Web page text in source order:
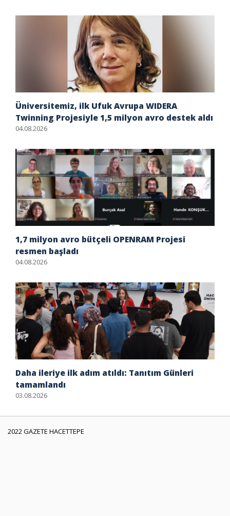
Üniversitemiz, ilk Ufuk Avrupa WIDERA
Twinning Projesiyle 1,5 milyon avro destek aldı
04.08.2026
1,7 milyon avro bütçeli OPENRAM Projesi
resmen başladı
04.08.2026
Daha ileriye ilk adım atıldı: Tanıtım Günleri
tamamlandı
03.08.2026
2022 GAZETE HACETTEPE